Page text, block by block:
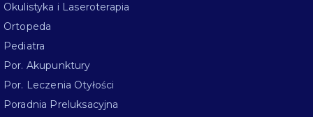
Okulistyka i Laseroterapia
Ortopeda
Pediatra
Por. Akupunktury
Por. Leczenia Otyłości
Poradnia Preluksacyjna